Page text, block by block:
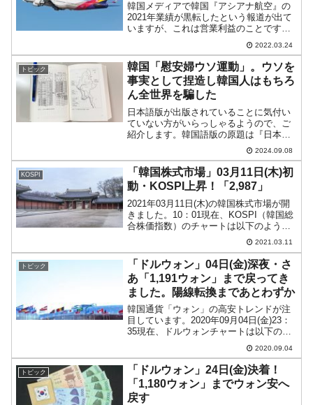
韓国メディアで韓国『アシアナ航空』の
2021年業績が黒転したという報道が出て
いますが、これは営業利益のことです。
本業が黒字になったのはいいことで、ま
さに『アシアナ航空』の頑張りに他なり
ませんが……。まず、以下の2021年業績
の公示をご覧くだ...
2022.03.24
トピック
韓国「慰安婦ウソ運動」。ウソを
事実として捏造し韓国人はもちろ
ん全世界を騙した
日本語版が出版されていることに気付い
ていない方がいらっしゃるようので、ご
紹介します。韓国語版の原題は『日本軍
慰安婦 インサイドアウト』なのですが、
日本『文藝春秋社』が日本語版を『反日
種族主義「慰安婦問題」最終結論』とい
うタイトルで2024年...
2024.09.08
KOSPI
「韓国株式市場」03月11日(木)初
動・KOSPI上昇！「2,987」
2021年03月11日(木)の韓国株式市場が開
きました。10：01現在、KOSPI（韓国総
合株価指数）のチャートは以下のように
『Investing.com』より引用）。本日は上
昇しています！ 「3,000」には達して...
2021.03.11
トピック
「ドルウォン」04日(金)深夜・さ
あ「1,191ウォン」まで戻ってき
ました。陽線転換まであとわずか
韓国通貨「ウォン」の高安トレンドが注
目しています。2020年09月04日(金)23：
35現在、ドルウォンチャートは以下のよ
うになっています（チャートは
『Investing.com』より引用：以下同）。
下ヒゲが長くなりました。まだ陰線です
が陽...
2020.09.04
トピック
「ドルウォン」24日(金)決着！
「1,180ウォン」までウォン安へ
戻す